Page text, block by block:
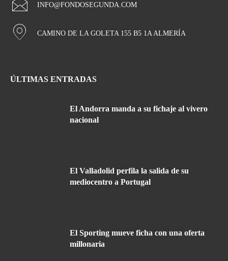
INFO@FONDOSEGUNDA.COM
CAMINO DE LA GOLETA 155 B5 1A ALMERÍA
ÚLTIMAS ENTRADAS
El Andorra manda a su fichaje al vivero
nacional
El Valladolid perfila la salida de su
mediocentro a Portugal
El Sporting mueve ficha con una oferta
millonaria